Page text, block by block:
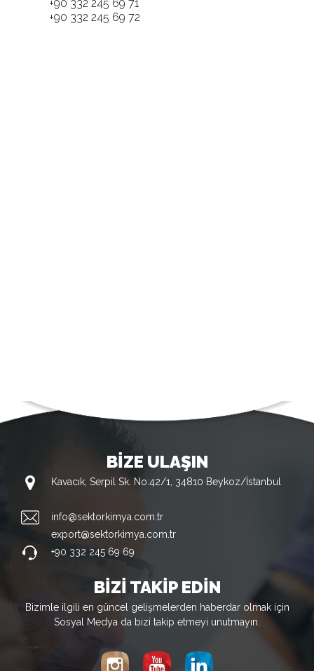
+90 332 245 69 71
+90 332 245 69 72
BİZE ULAŞIN
Kavacık, Serpil Sk. No:42/1, 34810 Beykoz/İstanbul
info@sektorkimya.com.tr
export@sektorkimya.com.tr
+90 332 245 69 69
BİZİ TAKİP EDİN
Bizimle ilgili en güncel gelişmelerden haberdar olmak için
Sosyal Medya da bizi takip etmeyi unutmayın.